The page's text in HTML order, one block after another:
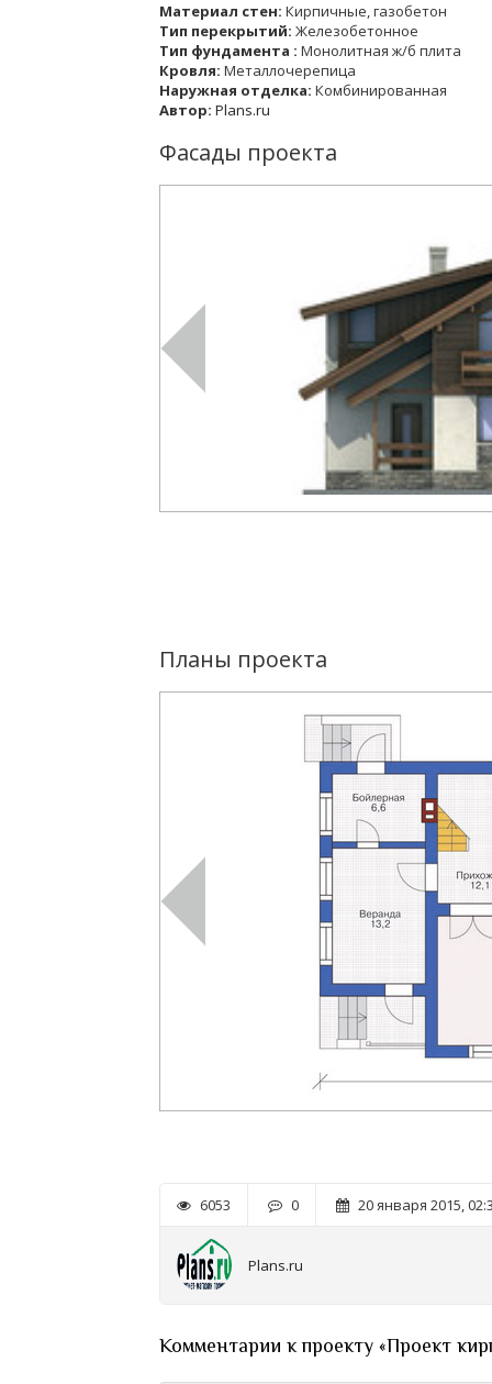
Материал стен: Кирпичные, газобетон
Тип перекрытий: Железобетонное
Тип фундамента : Монолитная ж/б плита
Кровля: Металлочерепица
Наружная отделка: Комбинированная
Автор: Plans.ru
Фасады проекта
Планы проекта
6053 0 20 января 2015,
Plans.ru
Комментарии к проекту «Проект